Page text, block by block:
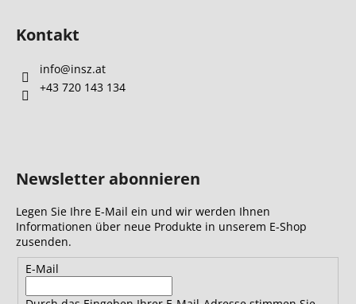
Kontakt
info@insz.at
+43 720 143 134
Newsletter abonnieren
Legen Sie Ihre E-Mail ein und wir werden Ihnen
Informationen über neue Produkte in unserem E-Shop
zusenden.
E-Mail